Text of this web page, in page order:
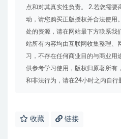
点和对其真实性负责。 2.若您需
动，请您购买正版授权并合法使用
处的资源，请在网站最下方联系我
站所有内容均由互联网收集整理、
习，不存在任何商业目的与商业用
供参考学习使用，版权归原著所有
和非法行为，请在24小时之内自行
收藏 链接